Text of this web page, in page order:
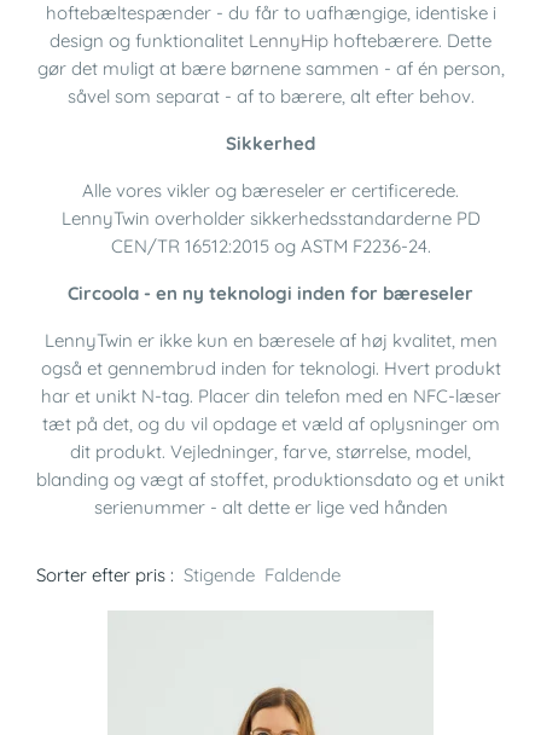
hoftebæltespænder - du får to uafhængige, identiske i
design og funktionalitet LennyHip hoftebærere. Dette
gør det muligt at bære børnene sammen - af én person,
såvel som separat - af to bærere, alt efter behov.
Sikkerhed
Alle vores vikler og bæreseler er certificerede.
LennyTwin overholder sikkerhedsstandarderne PD
CEN/TR 16512:2015 og ASTM F2236-24.
Circoola - en ny teknologi inden for bæreseler
LennyTwin er ikke kun en bæresele af høj kvalitet, men
også et gennembrud inden for teknologi. Hvert produkt
har et unikt N-tag. Placer din telefon med en NFC-læser
tæt på det, og du vil opdage et væld af oplysninger om
dit produkt. Vejledninger, farve, størrelse, model,
blanding og vægt af stoffet, produktionsdato og et unikt
serienummer - alt dette er lige ved hånden
Sorter efter pris : Stigende Faldende